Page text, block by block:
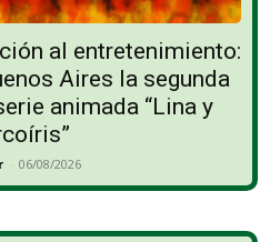
al entretenimiento:
Aires la segunda
animada “Lina y
- 06/08/2026